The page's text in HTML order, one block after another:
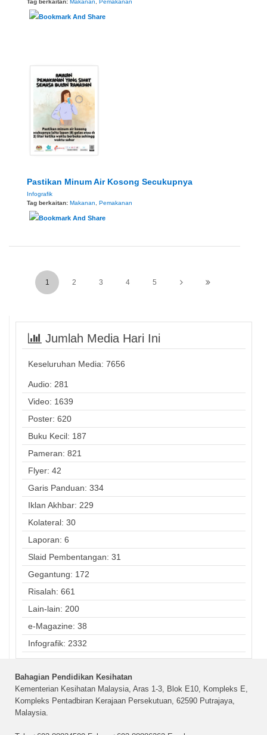
Tag berkaitan: Makanan Pemakanan
Pastikan Minum Air Kosong Secukupnya
Infografik
Tag berkaitan: Makanan Pemakanan
1 2 3 4 5
Jumlah Media Hari Ini
Keseluruhan Media: 7656
Audio: 281
Video: 1639
Poster: 620
Buku Kecil: 187
Pameran: 821
Flyer: 42
Garis Panduan: 334
Iklan Akhbar: 229
Kolateral: 30
Laporan: 6
Slaid Pembentangan: 31
Gegantung: 172
Risalah: 661
Lain-lain: 200
e-Magazine: 38
Infografik: 2332
Bahagian Pendidikan Kesihatan
Kementerian Kesihatan Malaysia, Aras 1-3, Blok E10, Kompleks E,
Kompleks Pentadbiran Kerajaan Persekutuan, 62590 Putrajaya,
Malaysia.